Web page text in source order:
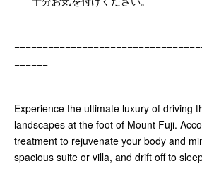
======
Experience the ultimate luxury of driving
landscapes at the foot of Mount Fuji.
treatment to rejuvenate your body and
spacious suite or villa, and drift off to